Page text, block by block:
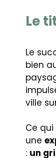
Le
Le
bien
ville
Ce
une
: un